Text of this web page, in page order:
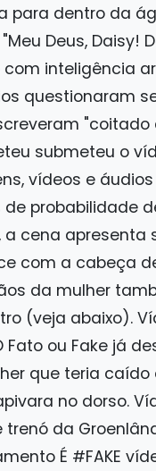
para dentro da
Deus, Daisy!
inteligência
questionaram
"coitado
submeteu o
vídeos e
de probabilidade
a cena
com a cabeça
da mulher
(veja abaixo).
Fato ou Fake já
que teria
no dorso.
trenó da
É #FAKE